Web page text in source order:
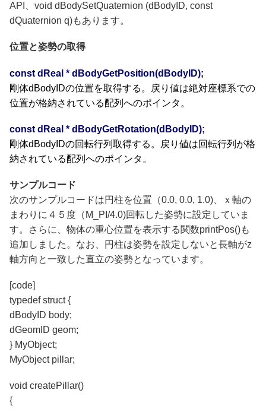
API、void dBodySetQuaternion (dBodyID, const
dQuaternion q)もあります。
位置と姿勢の取得
const dReal * dBodyGetPosition(dBodyID);
剛体dBodyIDの位置を取得する。戻り値は絶対座標系での
位置が格納されている配列へのポインタ。
const dReal * dBodyGetRotation(dBodyID);
剛体dBodyIDの回転行列取得する。戻り値は回転行列が格
納されている配列へのポインタ。
サンプルコード
次のサンプルコードは円柱を位置（0.0, 0.0, 1.0)、ｘ軸の
まわりに４５度（M_PI/4.0)回転した姿勢に設定していま
す。さらに、物体の重心位置を表示する関数printPos()も
追加しました。なお、円柱は姿勢を設定しないと長軸がz
軸方向と一致した直立の姿勢となっています。
[code]
typedef struct {
dBodyID body;
dGeomID geom;
} MyObject;
MyObject pillar;
void createPillar()
{